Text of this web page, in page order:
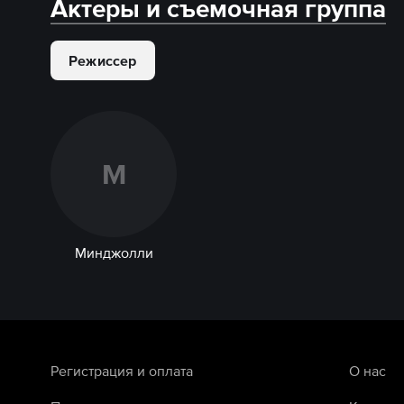
Актеры и съемочная группа
Режиссер
М
Минджолли
Регистрация и оплата О нас